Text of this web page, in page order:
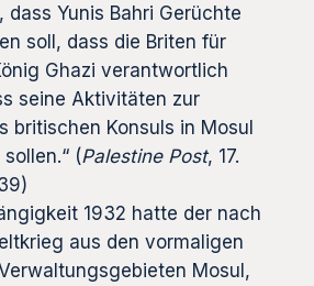
dass Yunis Bahri Gerüchte
soll, dass die Briten für
Ghazi verantwortlich
seine Aktivitäten zur
britischen Konsuls in Mosul
(Palestine Post, 17.
1932 hatte der nach
aus den vormaligen
Mosul,